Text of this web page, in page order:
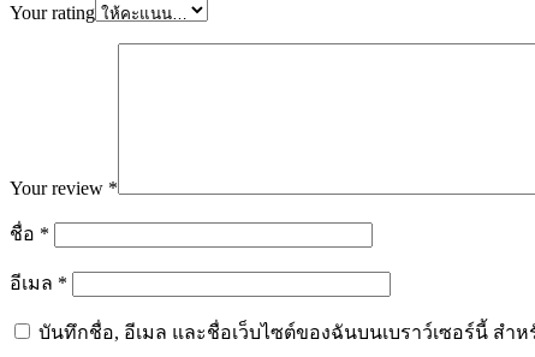
Your rating
Your review *
ชื่อ *
อีเมล *
บันทึกชื่อ, อีเมล และชื่อเว็บไซต์ของฉันบนเบราว์เซอร์นี้ สำ